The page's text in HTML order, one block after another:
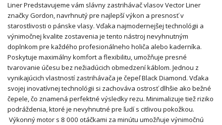
Liner Predstavujeme vám slávny zastrihávač vlasov Vector Liner
značky Gordon, navrhnutý pre najlepší výkon a presnosť v
starostlivosti o pánske vlasy. Vďaka najmodernejšej technológii a
výnimočnej kvalite zostavenia je tento nástroj nevyhnutným
doplnkom pre každého profesionálneho holiča alebo kaderníka.
Poskytuje maximálny komfort a flexibilitu, umožňuje presné
tvarovanie účesu bez nežiadúcich obmedzení káblom. Jednou z
vynikajúcich vlastností zastrihávača je čepeľ Black Diamond. Vďaka
svojej inovatívnej technológii si zachováva ostrosť dlhšie ako bežné
čepele, čo znamená perfektné výsledky rezu. Minimalizuje tiež riziko
podráždenia, ktoré je nevyhnutné pre ľudí s citlivou pokožkou.
Výkonný motor s 8 000 otáčkami za minútu umožňuje výnimočnú